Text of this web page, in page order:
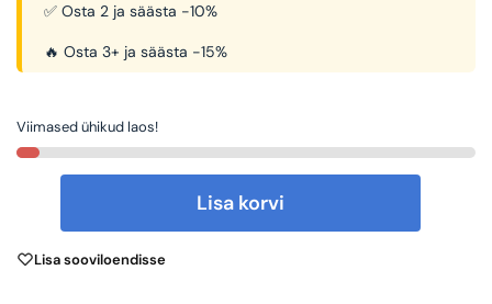
✅ Osta 2 ja säästa -10%
🔥 Osta 3+ ja säästa -15%
Viimased ühikud laos!
Lisa korvi
Lisa sooviloendisse